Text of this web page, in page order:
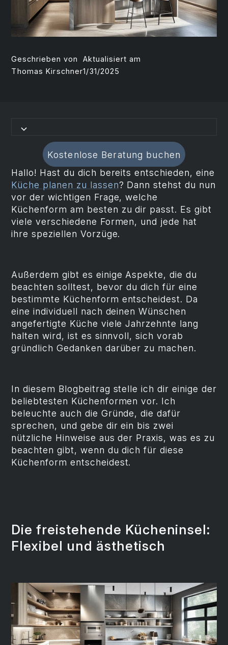
Geschrieben von
Thomas Kirschner
Aktualisiert am
1/31/2025
Hallo! Hast du dich bereits entschieden, eine
Küche planen zu lassen? Dann stehst du nun
vor der wichtigen Frage, welche
Küchenform am besten zu dir passt. Es gibt
viele verschiedene Formen, und jede hat
ihre speziellen Vorzüge.
Außerdem gibt es einige Aspekte, die du
beachten solltest, bevor du dich für eine
bestimmte Küchenform entscheidest. Da
eine individuell nach deinen Wünschen
angefertigte Küche viele Jahrzehnte lang
halten wird, ist es sinnvoll, sich vorab
gründlich Gedanken darüber zu machen.
In diesem Blogbeitrag stelle ich dir einige der
beliebtesten Küchenformen vor. Ich
beleuchte auch die Gründe, die dafür
sprechen, und gebe dir ein bis zwei
nützliche Hinweise aus der Praxis, was es zu
beachten gibt, wenn du dich für diese
Küchenform entscheidest.
Die freistehende Kücheninsel:
Flexibel und ästhetisch
Kostenlose Beratung buchen